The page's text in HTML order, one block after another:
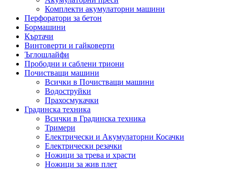
Комплекти акумулаторни машини
Перфоратори за бетон
Бормашини
Къртачи
Винтоверти и гайковерти
Ъглошлайфи
Прободни и саблени триони
Почистващи машини
Всички в Почистващи машини
Водоструйки
Прахосмукачки
Градинска техника
Всички в Градинска техника
Тримери
Електрически и Акумулаторни Косачки
Електрически резачки
Ножици за трева и храсти
Ножици за жив плет